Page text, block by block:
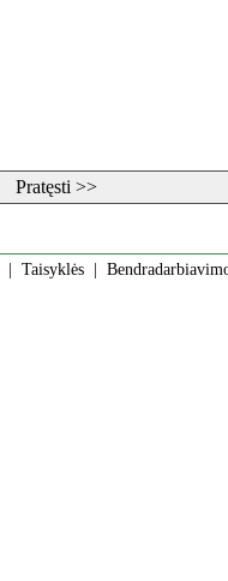
Taisyklės